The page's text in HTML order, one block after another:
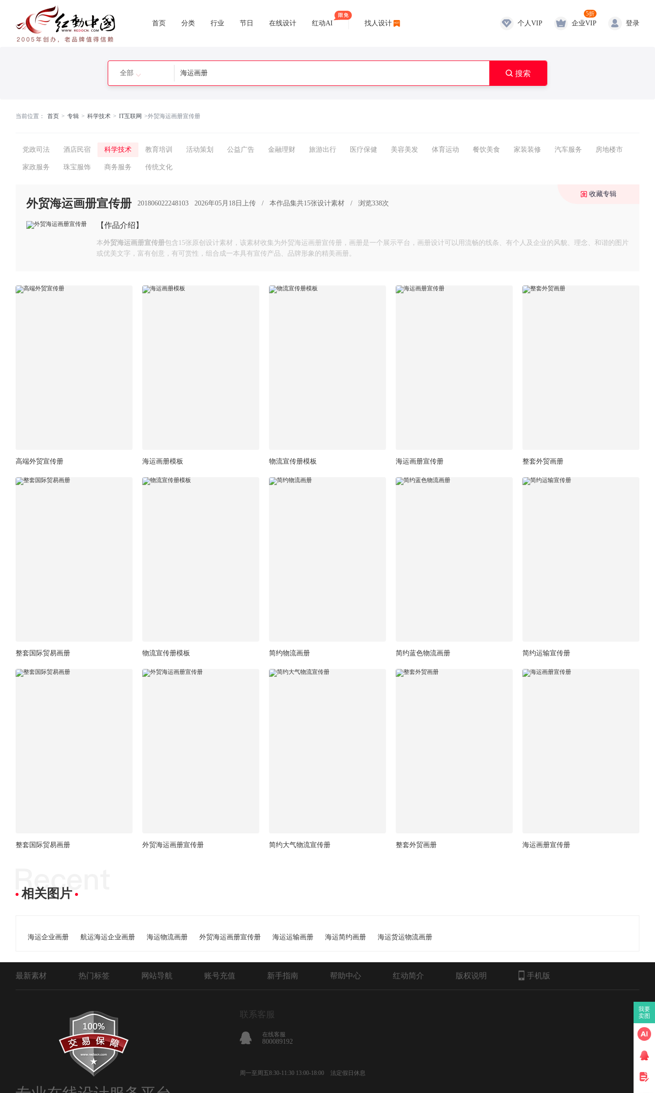
首页 分类 行业 节日 在线设计 红动AI 找人设计 个人VIP 企业VIP
5折
登录
全部  搜索
当前位置： 首页 > 专辑 > 科学技术 > IT互联网 >外贸海运画册宣传册
党政司法 酒店民宿 科学技术 教育培训 活动策划 公益广告 金融理财 旅游出行 医疗保健 美容美发 体育运动 餐饮美食 家装装修 汽车服务 房地楼市
家政服务 珠宝服饰 商务服务 传统文化
外贸海运画册宣传册 201806022248103 2026年05月18日上传 / 本作品集共15张设计素材 / 浏览338次
【作品介绍】
本外贸海运画册宣传册包含15张原创设计素材，该素材收集为外贸海运画册宣传册，画册是一个展示平台，画册设计可以用流畅的线条、有个人及企业的风貌、理念、和谐的图片
或优美文字，富有创意，有可赏性，组合成一本具有宣传产品、品牌形象的精美画册。
收藏专辑
高端外贸宣传册 海运画册模板 物流宣传册模板 海运画册宣传册 整套外贸画册
整套国际贸易画册 物流宣传册模板 简约物流画册 简约蓝色物流画册 简约运输宣传册
整套国际贸易画册 外贸海运画册宣传册 简约大气物流宣传册 整套外贸画册 海运画册宣传册
相关图片
海运企业画册 航运海运企业画册 海运物流画册 外贸海运画册宣传册 海运运输画册 海运简约画册 海运货运物流画册
最新素材 热门标签 网站导航 账号充值 新手指南 帮助中心 红动简介 版权说明 手机版
联系客服
在线客服
800089192
周一至周五8:30-11:30 13:00-18:00 法定假日休息
我要
卖图